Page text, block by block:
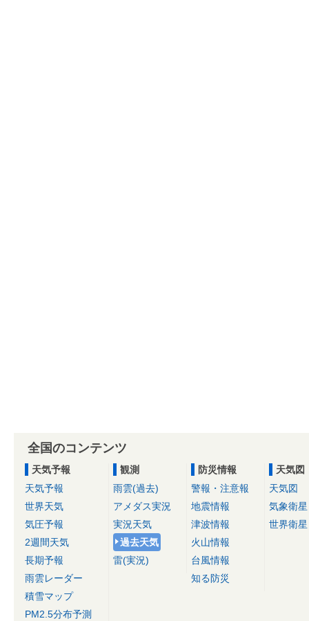
全国のコンテンツ
天気予報
天気予報
世界天気
気圧予報
2週間天気
長期予報
雨雲レーダー
積雪マップ
PM2.5分布予測
観測
雨雲(過去)
アメダス実況
実況天気
過去天気
雷(実況)
防災情報
警報・注意報
地震情報
津波情報
火山情報
台風情報
知る防災
天気図
天気図
気象衛星
世界衛星